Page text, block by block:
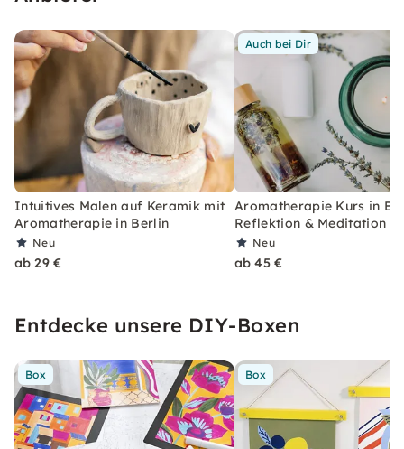
Intuitives Malen auf Keramik mit
Aromatherapie in Berlin
Neu
ab 29 €
Auch bei Dir
Aromatherapie Kurs in
Reflektion & Meditation
Neu
ab 45 €
Entdecke unsere DIY-Boxen
Box Box